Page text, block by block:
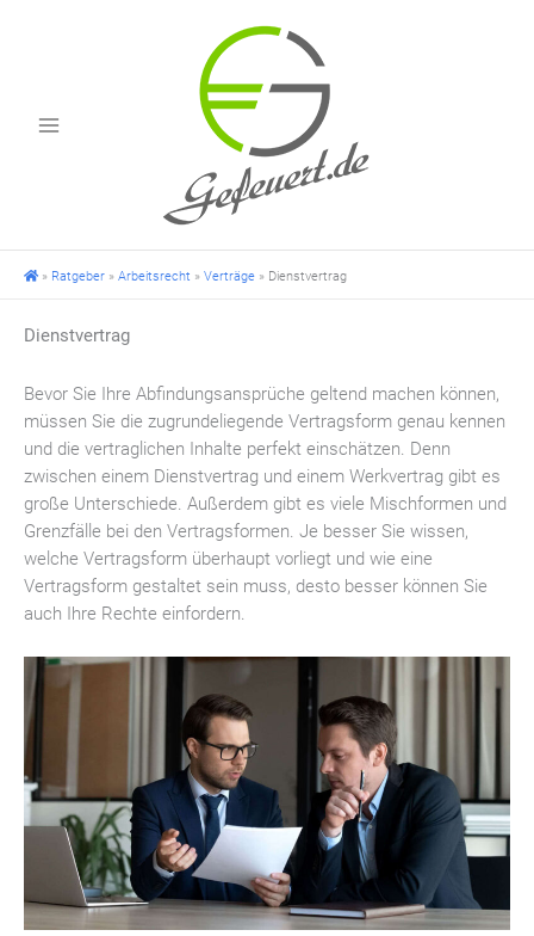
» Ratgeber » Arbeitsrecht » Verträge » Dienstvertrag
Dienstvertrag
Bevor Sie Ihre Abfindungsansprüche geltend machen können,
müssen Sie die zugrundeliegende Vertragsform genau kennen
und die vertraglichen Inhalte perfekt einschätzen. Denn
zwischen einem Dienstvertrag und einem Werkvertrag gibt es
große Unterschiede. Außerdem gibt es viele Mischformen und
Grenzfälle bei den Vertragsformen. Je besser Sie wissen,
welche Vertragsform überhaupt vorliegt und wie eine
Vertragsform gestaltet sein muss, desto besser können Sie
auch Ihre Rechte einfordern.